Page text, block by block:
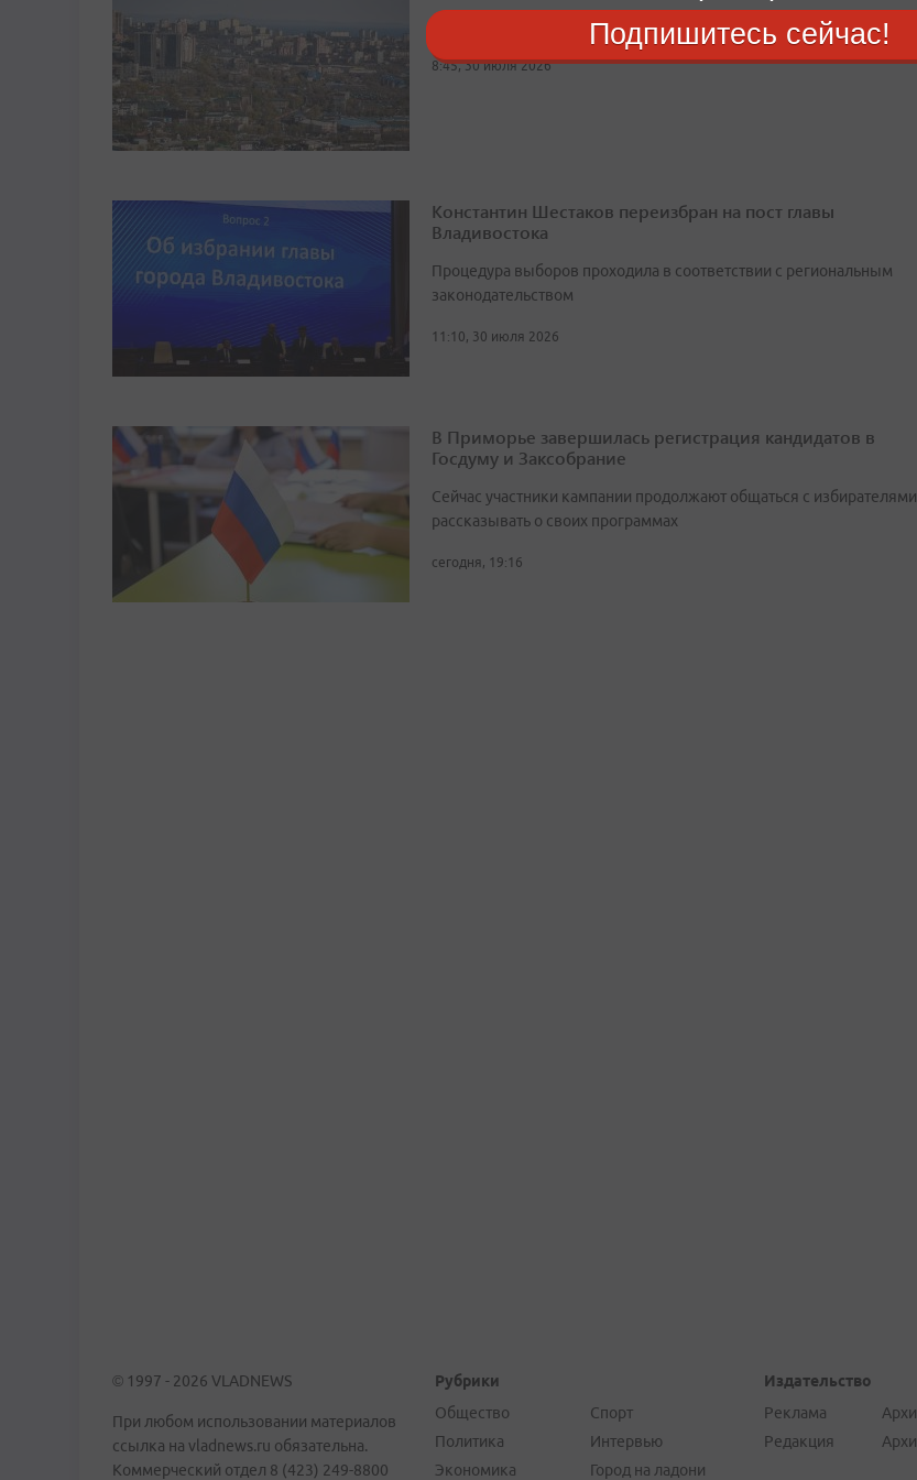
Градоначальник избирается сроком на пять лет
8:45, 30 июля 2026
Константин Шестаков переизбран на пост главы
Владивостока
Процедура выборов проходила в соответствии с региональным
законодательством
11:10, 30 июля 2026
В Приморье завершилась регистрация кандидатов в
Госдуму и Заксобрание
Сейчас участники кампании продолжают общаться с
рассказывать о своих программах
сегодня, 19:16
© 1997 - 2026 VLADNEWS
При любом использовании материалов
ссылка на vladnews.ru обязательна.
Коммерческий отдел 8 (423) 249-8800
Рубрики
Общество
Политика
Экономика
Спорт
Интервью
Город на ладони
Издательство
Реклама
Редакция
Подпишитесь сейчас!